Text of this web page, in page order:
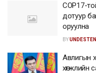
COP17-
дотуур
оруулна
BYUNDESTEN
Авлигын
хөгжлийн